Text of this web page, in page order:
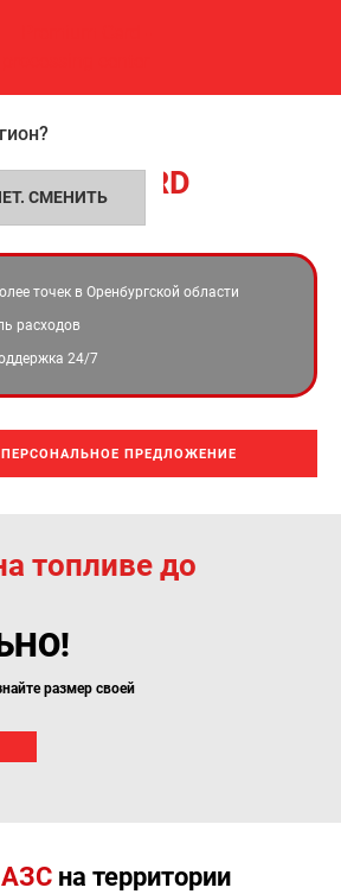
СМЕНИТЬ
ТОПЛИВНЫЕ
CARD
точек в Оренбургской области
расходов
24/7
ПРЕДЛОЖЕНИЕ
топливе до
размер своей
АЗС на территории